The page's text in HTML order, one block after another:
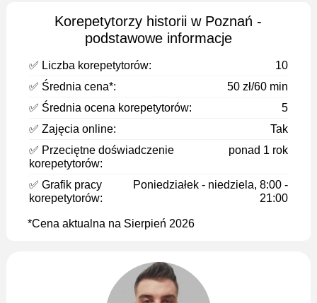
Korepetytorzy historii w Poznań -
podstawowe informacje
✅ Liczba korepetytorów:
10
✅ Średnia cena*:
50 zł/60 min
✅ Średnia ocena korepetytorów:
5
✅ Zajęcia online:
Tak
✅ Przeciętne doświadczenie
korepetytorów:
ponad 1 rok
✅ Grafik pracy
korepetytorów:
Poniedziałek - niedziela, 8:00 -
21:00
*Cena aktualna na Sierpień 2026